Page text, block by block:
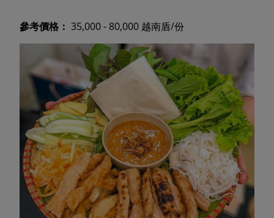
參考價格： 35,000 - 80,000 越南盾/份